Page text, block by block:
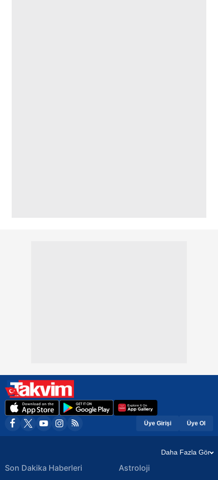
Üye Girişi Üye Ol
Daha Fazla Gör
Son Dakika Haberleri Astroloji